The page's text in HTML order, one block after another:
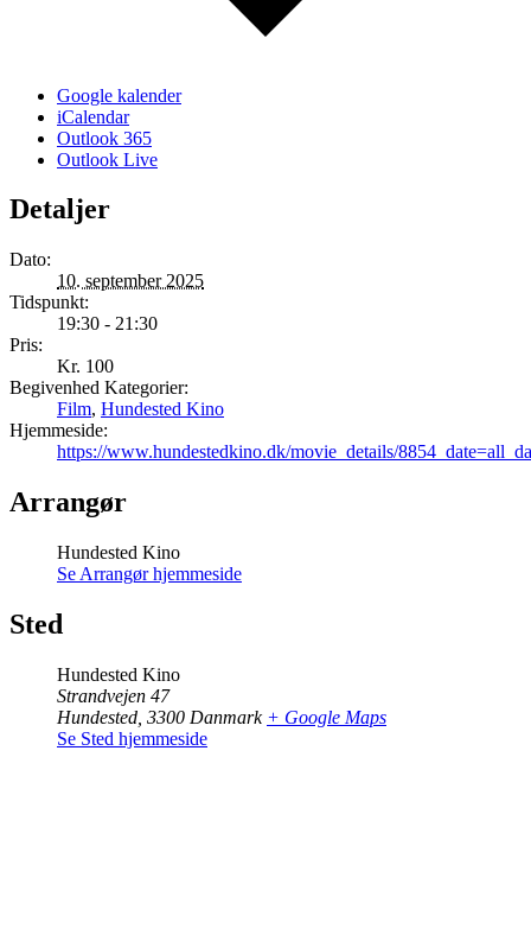
Google kalender
iCalendar
Outlook 365
Outlook Live
Detaljer
Dato:
10. september 2025
Tidspunkt:
19:30 - 21:30
Pris:
Kr. 100
Begivenhed Kategorier:
Film, Hundested Kino
Hjemmeside:
https://www.hundestedkino.dk/movie_details/
Arrangør
Hundested Kino
Se Arrangør hjemmeside
Sted
Hundested Kino
Strandvejen 47
Hundested 3300 Danmark + Google Maps
Se Sted hjemmeside